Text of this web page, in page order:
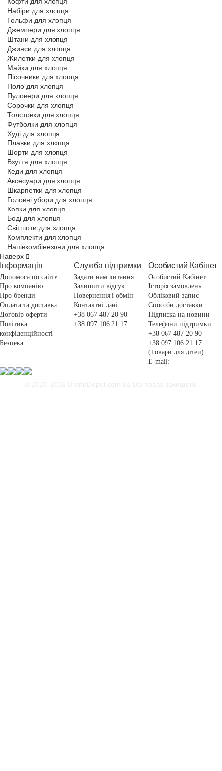
Набіри для хлопця
Гольфи для хлопця
Джемпери для хлопця
Штани для хлопця
Джинси для хлопця
Жилетки для хлопця
Майки для хлопця
Пісочники для хлопця
Поло для хлопця
Пуловери для хлопця
Сорочки для хлопця
Толстовки для хлопця
Футболки для хлопця
Худі для хлопця
Плавки для хлопця
Шорти для хлопця
Взуття для хлопця
Кеди для хлопця
Аксесуари для хлопця
Шкарпетки для хлопця
Головні убори для хлопця
Кепки для хлопця
Боді для хлопця
Світшоти для хлопця
Комплекти для хлопця
Напівкомбінезони для хлопця
Наверх
Інформація
Допомога по сайту
Про компанію
Про бренди
Оплата та доставка
Договір оферти
Політика
конфіденційності
Безпека
Служба підтримки
Задати нам питання
Залишити відгук
Повернення і обмін
Контактні дані:
+38 067 487 20 90
+38 097 106 21 17
Особистий Кабінет
Особистий Кабінет
Історія замовлень
Обліковий запис
Способи доставки
Підписка на новини
Телефони підтримки:
+38 067 487 20 90
+38 097 106 21 17
(Товари для дітей)
E-mail: